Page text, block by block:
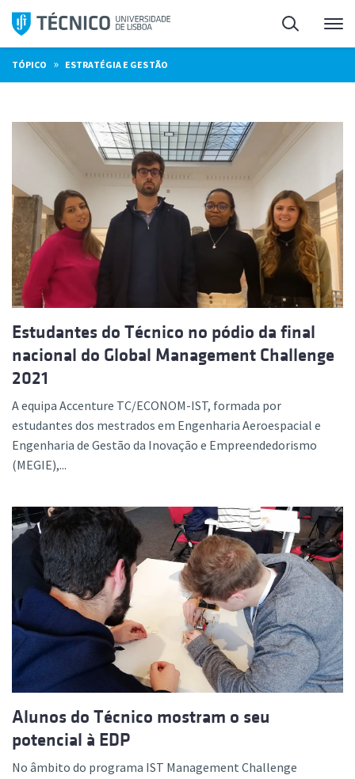
Saltar
para
o
conteúdo
Pesquisa
TÓPICO » ESTRATÉGIA E GESTÃO
Estudantes do Técnico no pódio da final
nacional do Global Management Challenge
2021
A equipa Accenture TC/ECONOM-IST, formada por
estudantes dos mestrados em Engenharia Aeroespacial e
Engenharia de Gestão da Inovação e Empreendedorismo
(MEGIE),...
Alunos do Técnico mostram o seu
potencial à EDP
No âmbito do programa IST Management Challenge